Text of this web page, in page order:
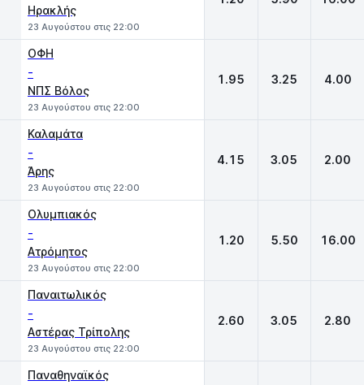
Ηρακλής
23 Αυγούστου στις 22:00
ΟΦΗ
-
ΝΠΣ Βόλος
23 Αυγούστου στις 22:00
1.95 3.25 4.00
Καλαμάτα
-
Άρης
23 Αυγούστου στις 22:00
4.15 3.05 2.00
Ολυμπιακός
-
Ατρόμητος
23 Αυγούστου στις 22:00
1.20 5.50 16.00
Παναιτωλικός
-
Αστέρας Τρίπολης
23 Αυγούστου στις 22:00
2.60 3.05 2.80
Παναθηναϊκός